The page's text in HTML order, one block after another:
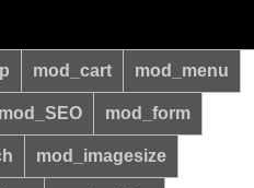
mod_cart mod_menu
mod_SEO mod_form
mod_imagesize